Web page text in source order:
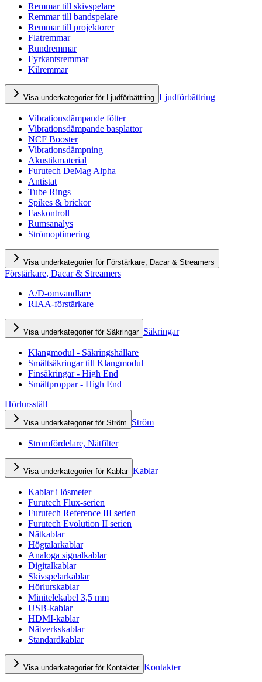
Remmar till skivspelare
Remmar till bandspelare
Remmar till projektorer
Flatremmar
Rundremmar
Fyrkantsremmar
Kilremmar
Visa underkategorier för Ljudförbättring Ljudförbättring
Vibrationsdämpande fötter
Vibrationsdämpande basplattor
NCF Booster
Vibrationsdämpning
Akustikmaterial
Furutech DeMag Alpha
Antistat
Tube Rings
Spikes & brickor
Faskontroll
Rumsanalys
Strömoptimering
Visa underkategorier för Förstärkare, Dacar & Streamers
Förstärkare, Dacar & Streamers
A/D-omvandlare
RIAA-förstärkare
Visa underkategorier för Säkringar Säkringar
Klangmodul - Säkringshållare
Smältsäkringar till Klangmodul
Finsäkringar - High End
Smältproppar - High End
Hörlursställ
Visa underkategorier för Ström Ström
Strömfördelare, Nätfilter
Visa underkategorier för Kablar Kablar
Kablar i lösmeter
Furutech Flux-serien
Furutech Reference III serien
Furutech Evolution II serien
Nätkablar
Högtalarkablar
Analoga signalkablar
Digitalkablar
Skivspelarkablar
Hörlurskablar
Minitelekabel 3,5 mm
USB-kablar
HDMI-kablar
Nätverkskablar
Standardkablar
Visa underkategorier för Kontakter Kontakter